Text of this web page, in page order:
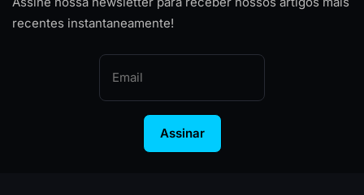
recentes instantaneamente!
Assinar